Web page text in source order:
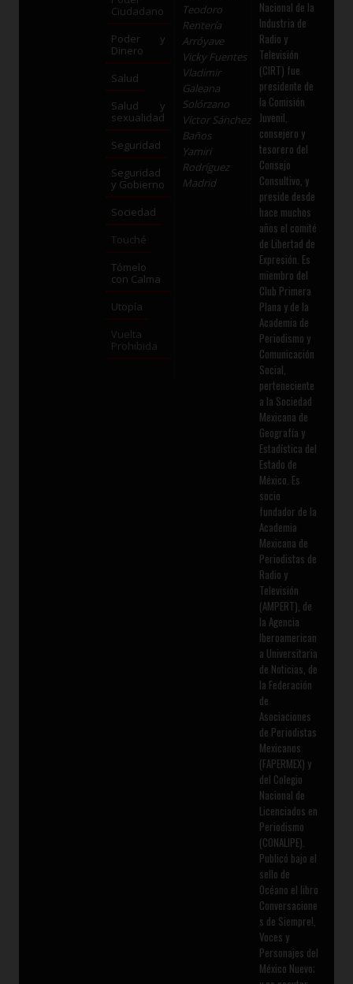
Ciudadano
Poder y
Dinero
Salud
Salud y
sexualidad
Seguridad
Seguridad
y Gobierno
Sociedad
Touché
Tómelo
con Calma
Utopía
Vuelta
Prohibida
Teodoro
Rentería
Arróyave
Vicky Fuentes
Vladimir
Galeana
Solórzano
Víctor Sánchez
Baños
Yamiri
Rodríguez
Madrid
Nacional de la
Industria de
Radio y
Televisión
(CIRT) fue
presidente de
la Comisión
Juvenil,
consejero y
tesorero del
Consejo
Consultivo, y
preside desde
hace muchos
años el comité
de Libertad de
Expresión. Es
miembro del
Club Primera
Plana y de la
Academia de
Periodismo y
Comunicación
Social,
perteneciente
a la Sociedad
Mexicana de
Geografía y
Estadística del
Estado de
México. Es
socio
fundador de la
Academia
Mexicana de
Periodistas de
Radio y
Televisión
(AMPERT), de
la Agencia
Iberoamerican
a Universitaria
de Noticias, de
la Federación
de
Asociaciones
de Periodistas
Mexicanos
(FAPERMEX) y
del Colegio
Nacional de
Licenciados en
Periodismo
(CONALIPE).
Publicó bajo el
sello de
Océano el libro
Conversacione
s de Siempre!,
Voces y
Personajes del
México Nuevo;